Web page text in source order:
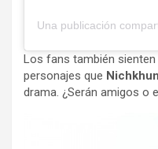
Los fans también
personajes que Nichkhun
drama. ¿Serán amigos o